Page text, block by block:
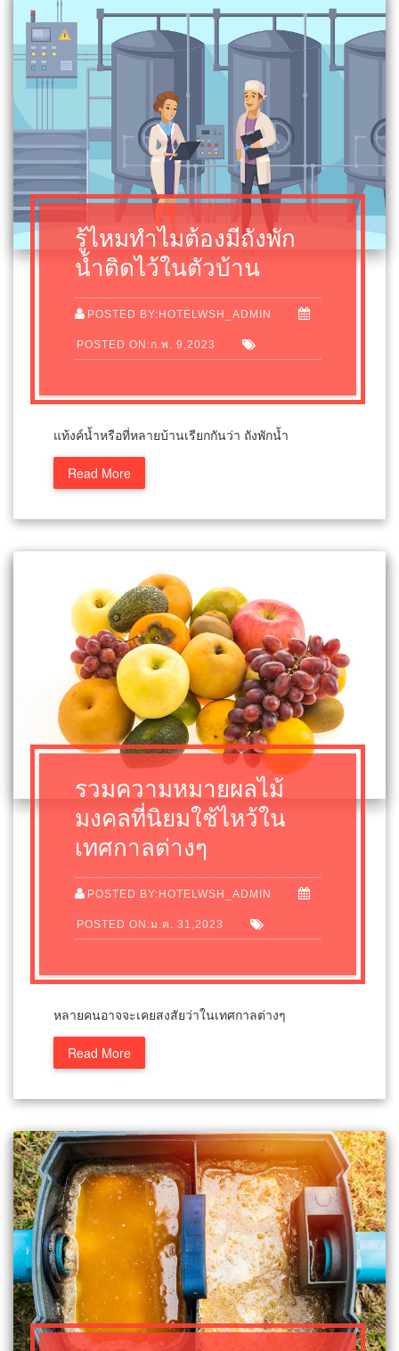
รู้ไหมทำไมต้องมีถังพัก
น้ำติดไว้ในตัวบ้าน
POSTED BY:HOTELWSH_ADMIN
POSTED ON:ก.พ. 9,2023
แท้งค์น้ำหรือที่หลายบ้านเรียกกันว่า ถังพักน้ำ
Read More
รวมความหมายผลไม้
มงคลที่นิยมใช้ไหว้ใน
เทศกาลต่างๆ
POSTED BY:HOTELWSH_ADMIN
POSTED ON:ม.ค. 31,2023
หลายคนอาจจะเคยสงสัยว่าในเทศกาลต่างๆ
Read More